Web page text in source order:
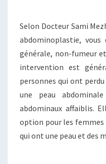
Selon Docteur Sami
abdominoplastie,
générale, non-fumeur
intervention est
personnes qui ont
une peau
abdominaux affaiblis.
option pour les femmes
qui ont une peau et des